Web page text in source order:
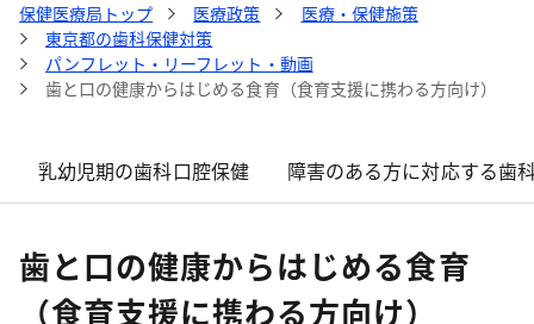
保健医療局トップ 医療政策
医療・保健施策
東京都の歯科保健対策
パンフレット・リーフレット・動画
歯と口の健康からはじめる食育（食育支援に携わる方向け）
乳幼児期の歯科口腔保健 障害のある方に対応する歯
歯と口の健康からはじめる食育
（食育支援に携わる方向け）